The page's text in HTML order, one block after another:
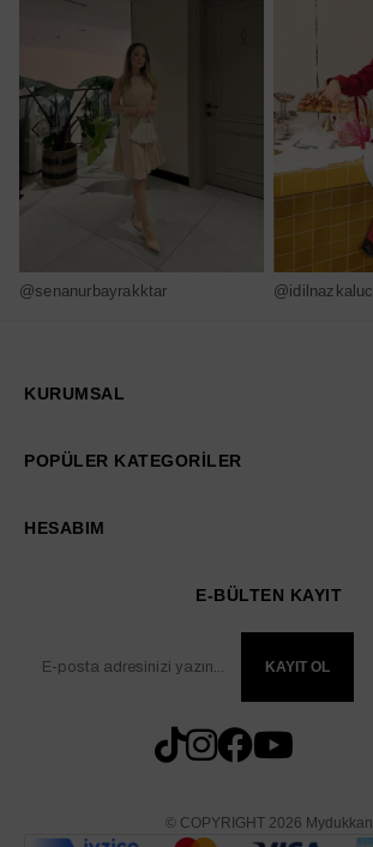
@senanurbayrakktar @idilnazkaluc
KURUMSAL
POPÜLER KATEGORİLER
HESABIM
E-BÜLTEN KAYIT
KAYIT OL
© COPYRIGHT 2026 Mydukkan